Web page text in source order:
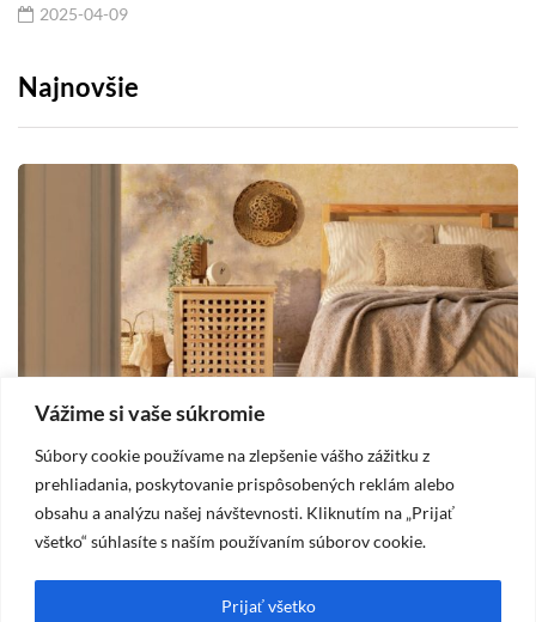
Vážime si vaše súkromie
Súbory cookie používame na zlepšenie vášho zážitku z
prehliadania, poskytovanie prispôsobených reklám alebo
obsahu a analýzu našej návštevnosti. Kliknutím na „Prijať
všetko“ súhlasíte s naším používaním súborov cookie.
Prijať všetko
2025-04-09
Najnovšie
DOM
2025-10-19
Vidiecka spálňa – štýl, ktorý prináša pokoj